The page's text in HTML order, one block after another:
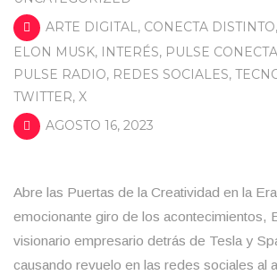
ARTE DIGITAL, CONECTA DISTINTO,
ELON MUSK, INTERÉS, PULSE
PULSE RADIO, REDES SOCIALES,
TWITTER, X
AGOSTO 16, 2023
Abre las Puertas de la Creatividad en la
emocionante giro de los acontecimientos,
visionario empresario detrás de Tesla y
causando revuelo en las redes sociales al